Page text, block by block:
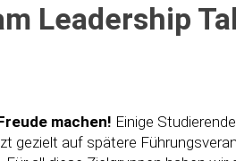
Leadership
machen! Einige
gezielt auf spätere